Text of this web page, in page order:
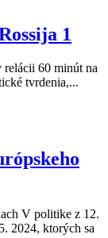
1
60 minút na
tvrdenia,...
V politike z 12.
2024, ktorých sa